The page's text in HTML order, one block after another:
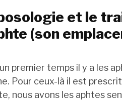
et le
(son
premier temps il y a les
Pour ceux-là il est
nous avons les aphtes